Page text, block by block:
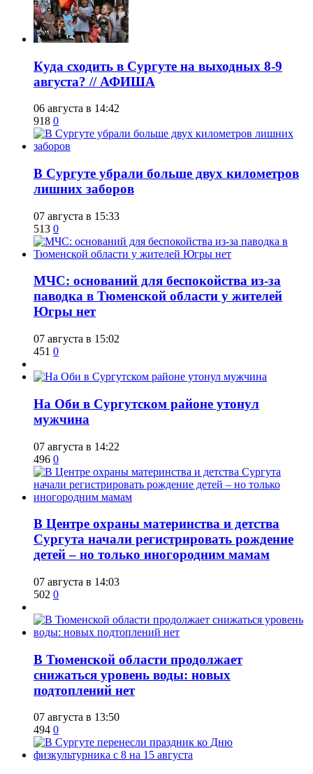
​Куда сходить в Сургуте на выходных 8-9
августа? // АФИША
06 августа в 14:42
918 0
​В Сургуте убрали больше двух километров
лишних заборов
07 августа в 15:33
513 0
​МЧС: оснований для беспокойства из-за
паводка в Тюменской области у жителей
Югры нет
07 августа в 15:02
451 0
​На Оби в Сургутском районе утонул
мужчина
07 августа в 14:22
496 0
​В Центре охраны материнства и детства
Сургута начали регистрировать рождение
детей – но только иногородним мамам
07 августа в 14:03
502 0
​В Тюменской области продолжает
снижаться уровень воды: новых
подтоплений нет
07 августа в 13:50
494 0